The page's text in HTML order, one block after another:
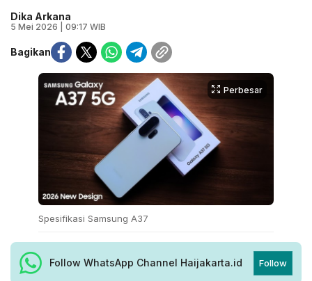
Dika Arkana
5 Mei 2026 | 09:17 WIB
Bagikan
Perbesar
Spesifikasi Samsung A37
Follow WhatsApp Channel Haijakarta.id Follow